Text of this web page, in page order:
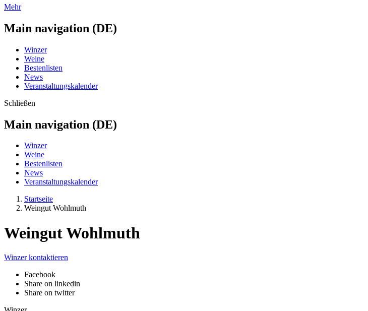
Mehr
Main navigation (DE)
Winzer
Weine
Bestenlisten
News
Veranstaltungskalender
Schließen
Main navigation (DE)
Winzer
Weine
Bestenlisten
News
Veranstaltungskalender
Startseite
Weingut Wohlmuth
Weingut Wohlmuth
Winzer kontaktieren
Facebook
Share on linkedin
Share on twitter